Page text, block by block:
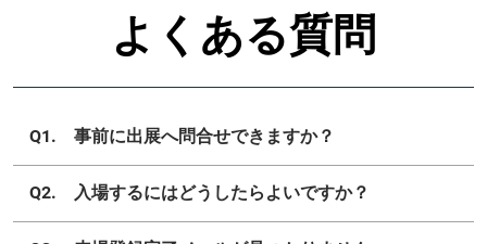
よくある質問
Q1. 事前に出展へ問合せできますか？
Q2. 入場するにはどうしたらよいですか？